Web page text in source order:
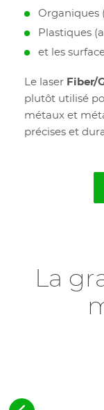
Organiques
Plastiques
et les
Le laser Fiber/
plutôt utilisé
métaux et
précises et
La